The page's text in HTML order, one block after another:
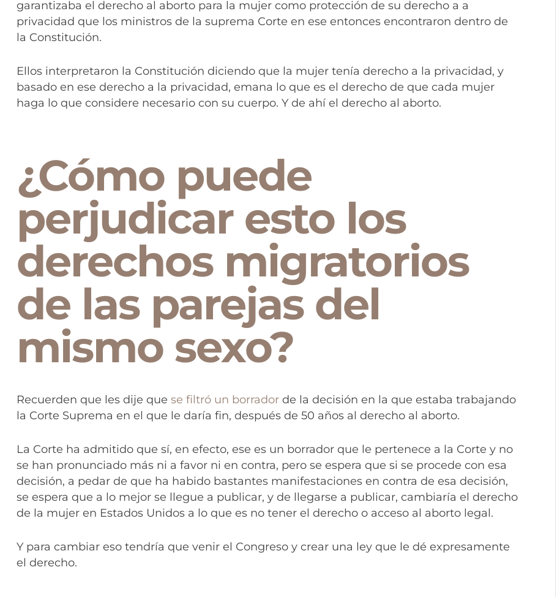
garantizaba el derecho al aborto para la mujer como protección de su derecho a a
privacidad que los ministros de la suprema Corte en ese entonces encontraron dentro de
la Constitución.
Ellos interpretaron la Constitución diciendo que la mujer tenía derecho a la privacidad, y
basado en ese derecho a la privacidad, emana lo que es el derecho de que cada mujer
haga lo que considere necesario con su cuerpo. Y de ahí el derecho al aborto.
¿Cómo puede
perjudicar esto los
derechos migratorios
de las parejas del
mismo sexo?
Recuerden que les dije que se filtró un borrador de la decisión en la que estaba trabajando
la Corte Suprema en el que le daría fin, después de 50 años al derecho al aborto.
La Corte ha admitido que sí, en efecto, ese es un borrador que le pertenece a la Corte y no
se han pronunciado más ni a favor ni en contra, pero se espera que si se procede con esa
decisión, a pedar de que ha habido bastantes manifestaciones en contra de esa decisión,
se espera que a lo mejor se llegue a publicar, y de llegarse a publicar, cambiaría el derecho
de la mujer en Estados Unidos a lo que es no tener el derecho o acceso al aborto legal.
Y para cambiar eso tendría que venir el Congreso y crear una ley que le dé expresamente
el derecho.